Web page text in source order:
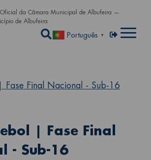
Passar para o conteúdo
Oficial da Câmara Municipal de Albufeira —
de Albufeira
Abrir a caixa de
Português ▼ Menu de
Entrar
Fase Final Nacional - Sub-16
| Fase Final
- Sub-16